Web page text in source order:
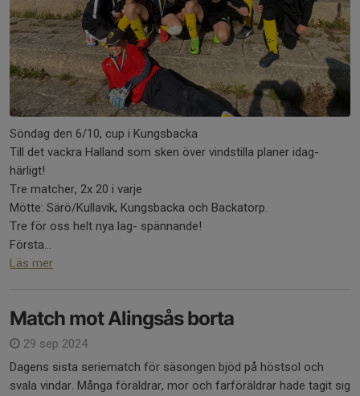
Söndag den 6/10, cup i Kungsbacka
Till det vackra Halland som sken över vindstilla planer idag-
härligt!
Tre matcher, 2x 20 i varje
Mötte: Särö/Kullavik, Kungsbacka och Backatorp.
Tre för oss helt nya lag- spännande!
Första...
Läs mer
Match mot Alingsås borta
29 sep 2024
Dagens sista seriematch för säsongen bjöd på höstsol och
svala vindar. Många föräldrar, mor och farföräldrar hade tagit sig